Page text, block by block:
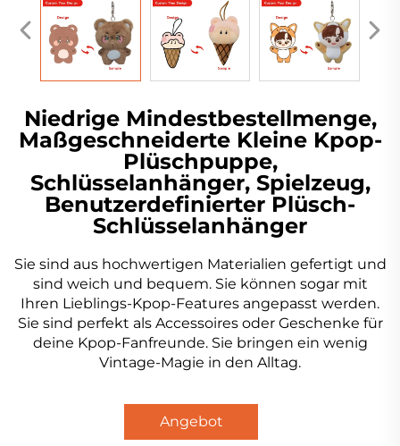
Niedrige Mindestbestellmenge,
Maßgeschneiderte Kleine Kpop-
Plüschpuppe,
Schlüsselanhänger, Spielzeug,
Benutzerdefinierter Plüsch-
Schlüsselanhänger
Sie sind aus hochwertigen Materialien gefertigt und
sind weich und bequem. Sie können sogar mit
Ihren Lieblings-Kpop-Features angepasst werden.
Sie sind perfekt als Accessoires oder Geschenke für
deine Kpop-Fanfreunde. Sie bringen ein wenig
Vintage-Magie in den Alltag.
Angebot